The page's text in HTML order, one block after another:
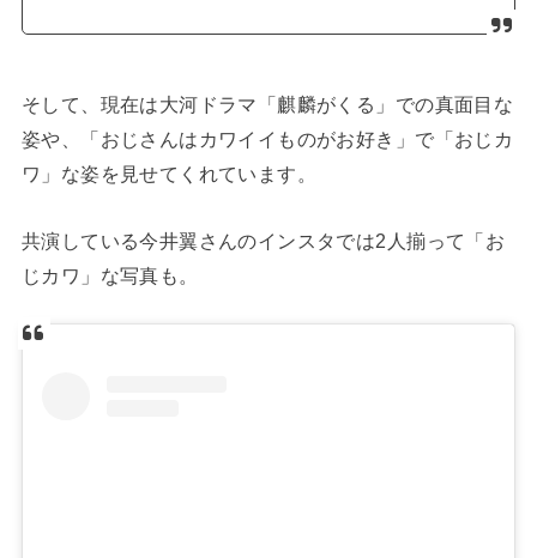
そして、現在は大河ドラマ「麒麟がくる」での真面目な
姿や、「おじさんはカワイイものがお好き」で「おじカ
ワ」な姿を見せてくれています。
共演している今井翼さんのインスタでは2人揃って「お
じカワ」な写真も。